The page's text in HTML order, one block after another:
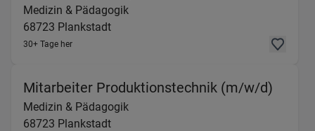
Medizin & Pädagogik
68723 Plankstadt
30+ Tage her
Mitarbeiter Produktionstechnik (m/w/d)
Medizin & Pädagogik
68723 Plankstadt